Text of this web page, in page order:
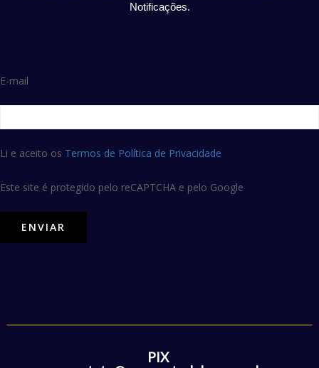
Notificações.
E-mail
Li e aceito os Termos de Política de Privacidade
Este site é protegido pelo reCAPTCHA e pelo Google
PIX